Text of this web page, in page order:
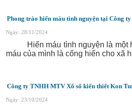
Phong trào hiến máu tình nguyện tại Công
Ngày: 28/11/2024
Hiến máu tình nguyện là một
máu của mình là cống hiến cho xã
Công ty TNHH MTV Xổ số kiến thiết Kon
Ngày: 23/10/2024